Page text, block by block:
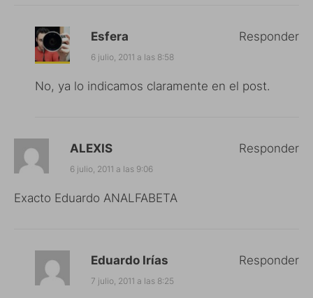
Esfera
6 julio, 2011 a las 8:58
No, ya lo indicamos claramente en el post.
Responder
ALEXIS
6 julio, 2011 a las 9:06
Exacto Eduardo ANALFABETA
Responder
Eduardo Irías
7 julio, 2011 a las 8:25
Responder